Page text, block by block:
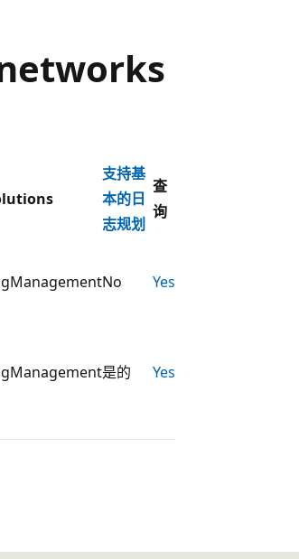
支持基
本的日
志规划
查
询
No Yes
是的 Yes